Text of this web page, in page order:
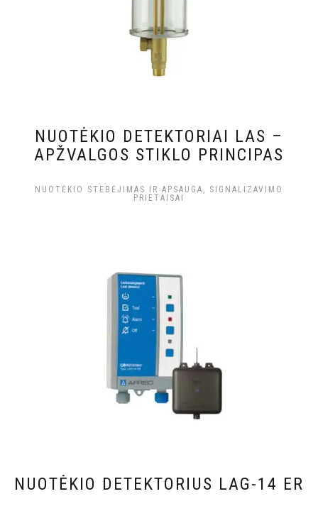
NUOTĖKIO DETEKTORIAI LAS –
APŽVALGOS STIKLO PRINCIPAS
NUOTĖKIO STEBĖJIMAS IR APSAUGA, SIGNALIZAVIMO
PRIETAISAI
NUOTĖKIO DETEKTORIUS LAG-14 ER